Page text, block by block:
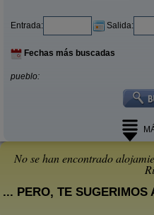
Entrada: Salida:
Fechas más buscadas
pueblo:
No se han encontrado
... PERO, TE SUGERIMOS